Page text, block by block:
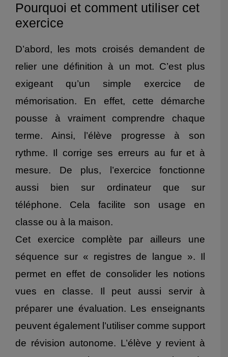
Pourquoi et comment utiliser cet
exercice
D’abord, les mots croisés demandent de
relier une définition à un mot. C’est plus
exigeant qu’un simple exercice de
mémorisation. En effet, cette démarche
pousse à vraiment comprendre chaque
terme. Ainsi, l’élève progresse à son
rythme. Il corrige ses erreurs au fur et à
mesure. De plus, l’exercice fonctionne
aussi bien sur ordinateur que sur
téléphone. Cela facilite son usage en
classe ou à la maison.
Cet exercice complète par ailleurs une
séquence sur « registres de langue ». Il
permet en effet de consolider les notions
vues en classe. Il peut aussi servir à
préparer une évaluation. Les enseignants
peuvent également l’utiliser comme support
de révision autonome. L’élève y revient à